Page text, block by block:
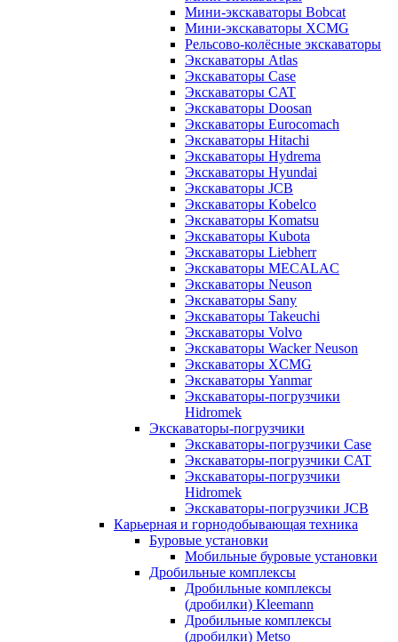
Мини-экскаваторы Bobcat
Мини-экскаваторы XCMG
Рельсово-колёсные экскаваторы
Экскаваторы Atlas
Экскаваторы Case
Экскаваторы CAT
Экскаваторы Doosan
Экскаваторы Eurocomach
Экскаваторы Hitachi
Экскаваторы Hydrema
Экскаваторы Hyundai
Экскаваторы JCB
Экскаваторы Kobelco
Экскаваторы Komatsu
Экскаваторы Kubota
Экскаваторы Liebherr
Экскаваторы MECALAC
Экскаваторы Neuson
Экскаваторы Sany
Экскаваторы Takeuchi
Экскаваторы Volvo
Экскаваторы Wacker Neuson
Экскаваторы XCMG
Экскаваторы Yanmar
Экскаваторы-погрузчики
Hidromek
Экскаваторы-погрузчики
Экскаваторы-погрузчики Case
Экскаваторы-погрузчики CAT
Экскаваторы-погрузчики
Hidromek
Экскаваторы-погрузчики JCB
Карьерная и горнодобывающая техника
Буровые установки
Мобильные буровые установки
Дробильные комплексы
Дробильные комплексы
(дробилки) Kleemann
Дробильные комплексы
(дробилки) Metso